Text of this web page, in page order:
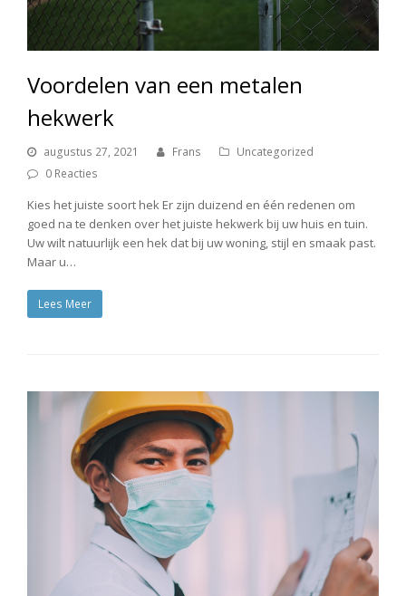
Voordelen van een metalen
hekwerk
augustus 27, 2021 Frans
Uncategorized
0 Reacties
Kies het juiste soort hek Er zijn duizend en één redenen om
goed na te denken over het juiste hekwerk bij uw huis en tuin.
Uw wilt natuurlijk een hek dat bij uw woning, stijl en smaak past.
Maar u…
Lees Meer